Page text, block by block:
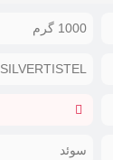
1000 گرم
SILVERTISTEL
سوئد